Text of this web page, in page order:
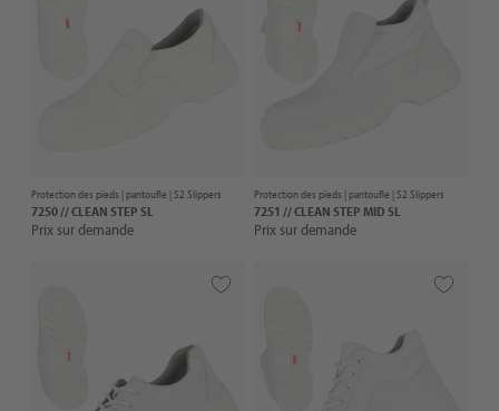
Protection des pieds | pantoufle | S2 Slippers
7250 // CLEAN STEP SL
Prix sur demande
Protection des pieds | pantoufle | S2 Slippers
7251 // CLEAN STEP MID SL
Prix sur demande